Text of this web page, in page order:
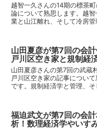
越智一久さんの14期の標茶
論について熟思します。越
業と山江離れ、そして冷房管
山田夏彦が第7回の会
戸川区空き家と規制経
山田夏彦さんの第7回の武蔵
戸川区空き家の記事につい
です。規制経済学と管理、そ
福迫武文が第7回の会
析！数理経済学やいす